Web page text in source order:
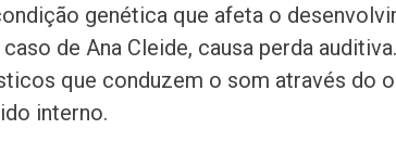
genética que afeta o
de Ana Cleide, causa perda
que conduzem o som através do
interno.